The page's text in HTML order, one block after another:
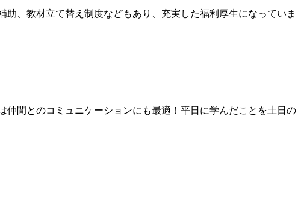
、教材立て替え制度などもあり、充実した福利厚生になっていま
間とのコミュニケーションにも最適！平日に学んだことを土日の